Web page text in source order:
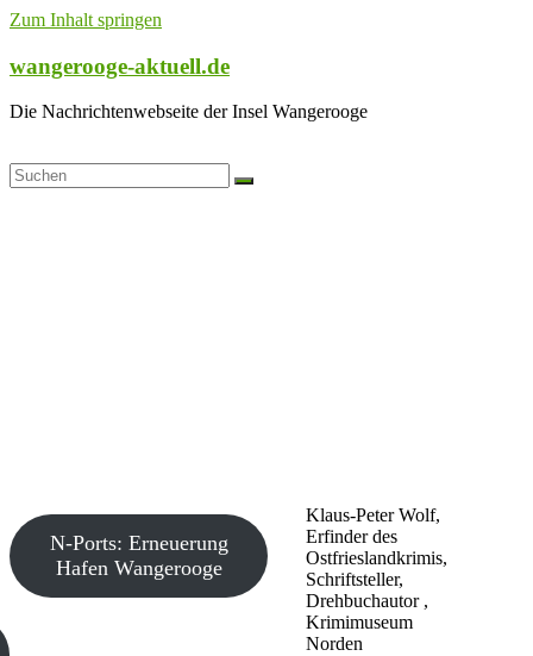
Zum Inhalt springen
wangerooge-aktuell.de
Die Nachrichtenwebseite der Insel Wangerooge
Klaus-Peter Wolf,
Erfinder des
Ostfrieslandkrimis,
Schriftsteller,
Drehbuchautor ,
Krimimuseum
Norden
N-Ports: Erneuerung
Hafen Wangerooge